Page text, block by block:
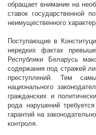
обращает внимание на
ставок государственной
неимущественного
Поступающие в
нередких фактах
Республики Беларусь
содержания под стражей
преступлений. Тем
национального
гражданских и
рода нарушений
гарантий на
контроля.